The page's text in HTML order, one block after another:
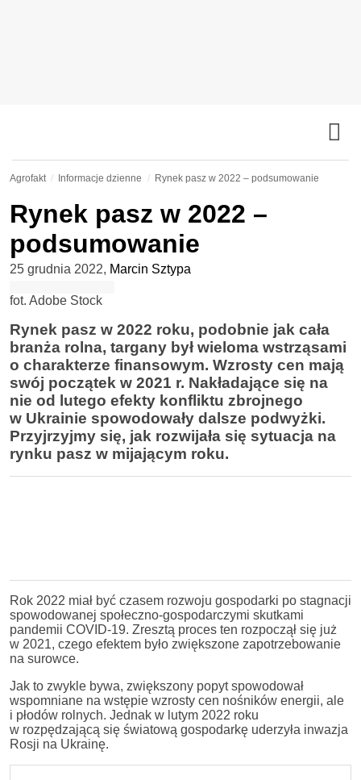
Agrofakt Informacje dzienne Rynek pasz w 2022 – podsumowanie
Rynek pasz w 2022 –
podsumowanie
25 grudnia 2022, Marcin Sztypa
fot. Adobe Stock
Rynek pasz w 2022 roku, podobnie jak cała
branża rolna, targany był wieloma wstrząsami
o charakterze finansowym. Wzrosty cen mają
swój początek w 2021 r. Nakładające się na
nie od lutego efekty konfliktu zbrojnego
w Ukrainie spowodowały dalsze podwyżki.
Przyjrzyjmy się, jak rozwijała się sytuacja na
rynku pasz w mijającym roku.
Rok 2022 miał być czasem rozwoju gospodarki po stagnacji
spowodowanej społeczno-gospodarczymi skutkami
pandemii COVID-19. Zresztą proces ten rozpoczął się już
w 2021, czego efektem było zwiększone zapotrzebowanie
na surowce.
Jak to zwykle bywa, zwiększony popyt spowodował
wspomniane na wstępie wzrosty cen nośników energii, ale
i płodów rolnych. Jednak w lutym 2022 roku
w rozpędzającą się światową gospodarkę uderzyła inwazja
Rosji na Ukrainę.